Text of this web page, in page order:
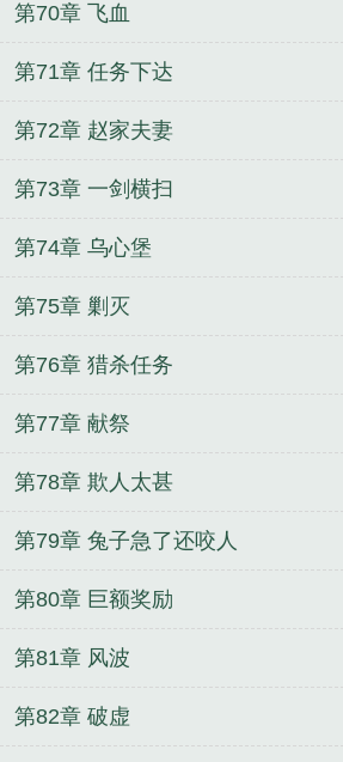
第70章 飞血
第71章 任务下达
第72章 赵家夫妻
第73章 一剑横扫
第74章 乌心堡
第75章 剿灭
第76章 猎杀任务
第77章 献祭
第78章 欺人太甚
第79章 兔子急了还咬人
第80章 巨额奖励
第81章 风波
第82章 破虚